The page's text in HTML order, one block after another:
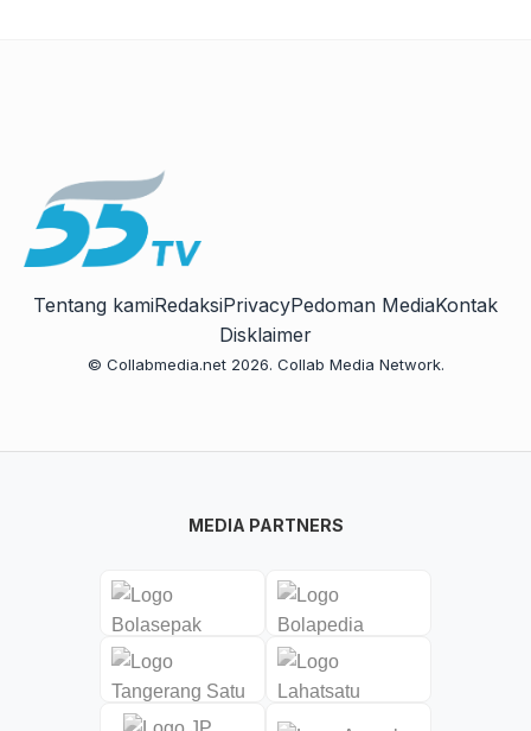
Tentang kamiRedaksiPrivacyPedoman MediaKontak
Disklaimer
© Collabmedia.net 2026. Collab Media Network.
MEDIA PARTNERS